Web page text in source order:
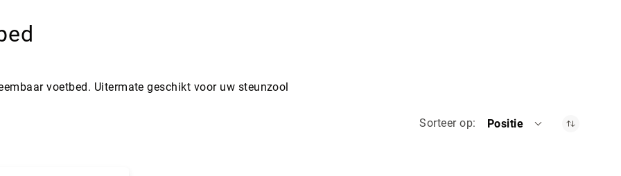
voetbed. Uitermate geschikt voor uw steunzool
Sorteer op Positie